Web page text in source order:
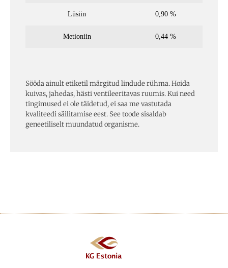
Lüsiin 0,90 %
Metioniin 0,44 %
Sööda ainult etiketil märgitud lindude rühma. Hoida
kuivas, jahedas, hästi ventileeritavas ruumis. Kui need
tingimused ei ole täidetud, ei saa me vastutada
kvaliteedi säilitamise eest. See toode sisaldab
geneetiliselt muundatud organisme.